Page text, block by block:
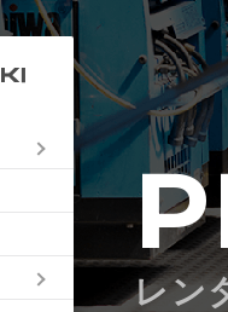
レン